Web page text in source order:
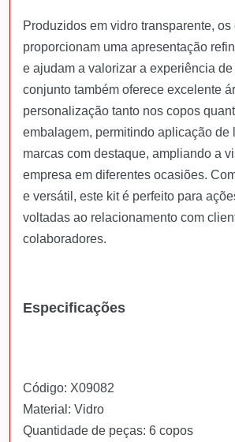
Produzidos em vidro transparente, os
proporcionam uma apresentação
e ajudam a valorizar a experiência
conjunto também oferece excelente
personalização tanto nos copos
embalagem, permitindo aplicação de
marcas com destaque, ampliando a
empresa em diferentes ocasiões.
e versátil, este kit é perfeito para
voltadas ao relacionamento com
colaboradores.
Especificações
Código: X09082
Material: Vidro
Quantidade de peças: 6 copos